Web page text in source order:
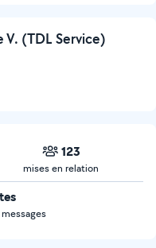
V. (TDL Service)
123
mises en relation